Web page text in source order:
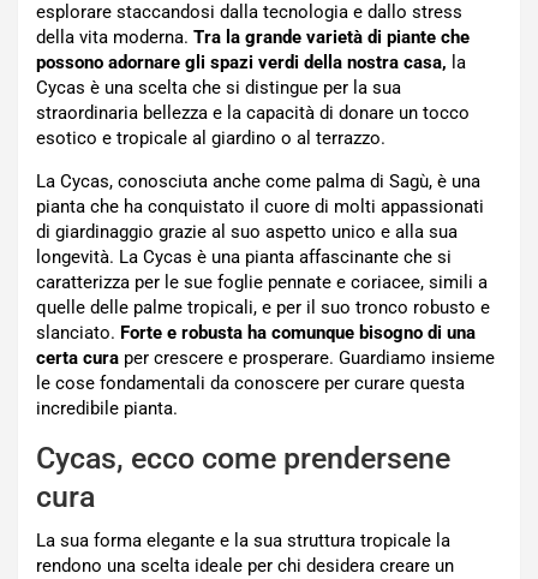
esplorare staccandosi dalla tecnologia e dallo stress
della vita moderna. Tra la grande varietà di piante che
possono adornare gli spazi verdi della nostra casa, la
Cycas è una scelta che si distingue per la sua
straordinaria bellezza e la capacità di donare un tocco
esotico e tropicale al giardino o al terrazzo.
La Cycas, conosciuta anche come palma di Sagù, è una
pianta che ha conquistato il cuore di molti appassionati
di giardinaggio grazie al suo aspetto unico e alla sua
longevità. La Cycas è una pianta affascinante che si
caratterizza per le sue foglie pennate e coriacee, simili a
quelle delle palme tropicali, e per il suo tronco robusto e
slanciato. Forte e robusta ha comunque bisogno di una
certa cura per crescere e prosperare. Guardiamo insieme
le cose fondamentali da conoscere per curare questa
incredibile pianta.
Cycas, ecco come prendersene
cura
La sua forma elegante e la sua struttura tropicale la
rendono una scelta ideale per chi desidera creare un